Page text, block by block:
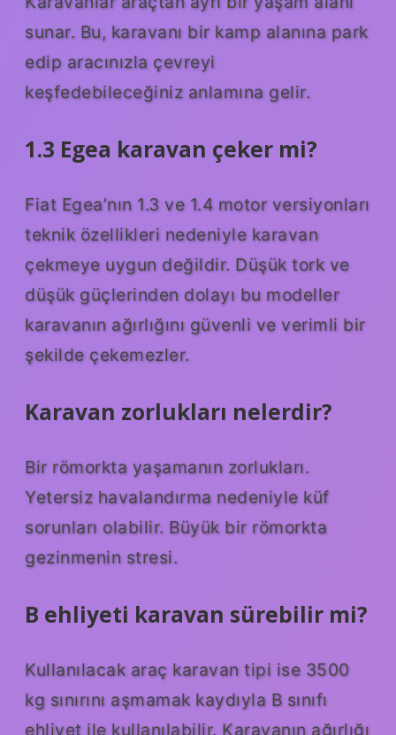
sunar. Bu, karavanı bir kamp alanına park
edip aracınızla çevreyi
keşfedebileceğiniz anlamına gelir.
1.3 Egea karavan çeker mi?
Fiat Egea’nın 1.3 ve 1.4 motor versiyonları
teknik özellikleri nedeniyle karavan
çekmeye uygun değildir. Düşük tork ve
düşük güçlerinden dolayı bu modeller
karavanın ağırlığını güvenli ve verimli bir
şekilde çekemezler.
Karavan zorlukları nelerdir?
Bir römorkta yaşamanın zorlukları.
Yetersiz havalandırma nedeniyle küf
sorunları olabilir. Büyük bir römorkta
gezinmenin stresi.
B ehliyeti karavan sürebilir mi?
Kullanılacak araç karavan tipi ise 3500
kg sınırını aşmamak kaydıyla B sınıfı
ehliyet ile kullanılabilir. Karavanın ağırlığı